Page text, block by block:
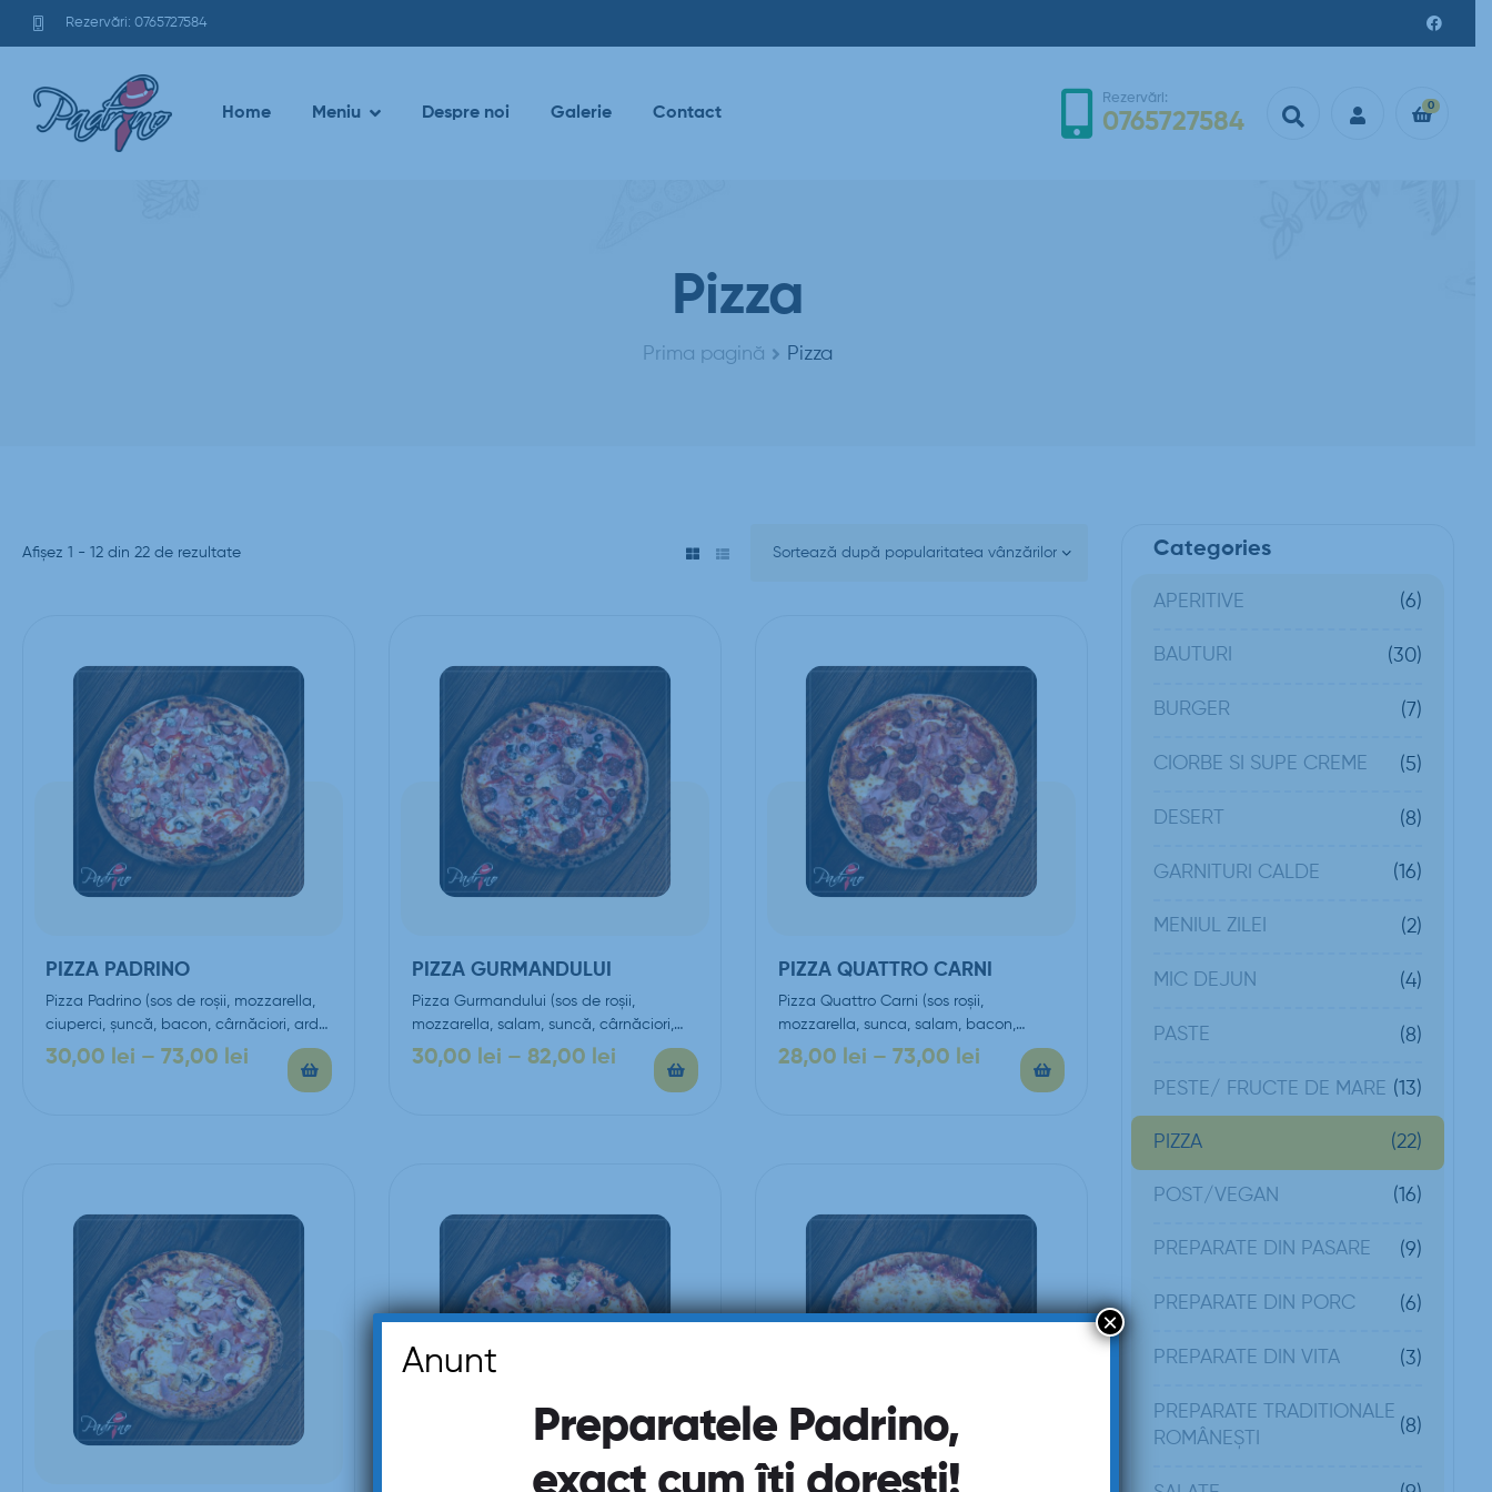
Rezervări: 0765727584
Home Meniu Despre noi Galerie Contact
Rezervări:
0765727584
0
Pizza
Prima pagină Pizza
Afișez 1 - 12 din 22 de rezultate
PIZZA PADRINO
Pizza Padrino (sos de roşii, mozzarella,
ciuperci, şuncă, bacon, cârnăciori, ardei
gras, piept de pui,…
30,00 lei – 73,00 lei
PIZZA GURMANDULUI
Pizza Gurmandului (sos de roşii,
mozzarella, salam, suncă, cârnăciori,
bacon parmezan, ardei gras, măsline)
30,00 lei – 82,00 lei
PIZZA QUATTRO CARNI
Pizza Quattro Carni (sos roşii,
mozzarella, sunca, salam, bacon,
carnaciori)
28,00 lei – 73,00 lei
Categories
APERITIVE (6)
BAUTURI (30)
BURGER (7)
CIORBE SI SUPE CREME (5)
DESERT (8)
GARNITURI CALDE (16)
MENIUL ZILEI (2)
MIC DEJUN (4)
PASTE (8)
PESTE/ FRUCTE DE MARE (13)
PIZZA (22)
POST/VEGAN (16)
PREPARATE DIN PASARE (9)
PREPARATE DIN PORC (6)
PREPARATE DIN VITA (3)
PREPARATE TRADITIONALE
ROMÂNEȘTI
(8)
Anunt
Preparatele Padrino,
×